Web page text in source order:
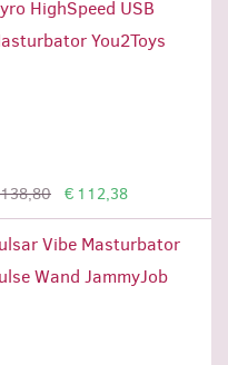
HighSpeed USB
You2Toys
€ 112,38
Vibe Masturbator
Wand JammyJob